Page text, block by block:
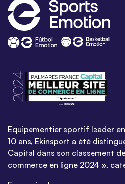
Equipementier sportif leader
10 ans, Ekinsport a été
Capital dans son classement
commerce en ligne 2024 »,